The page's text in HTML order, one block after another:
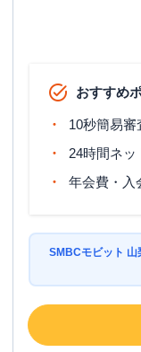
おすすめ
10秒簡易
24時間ネッ
年会費・入
SMBCモビット 山